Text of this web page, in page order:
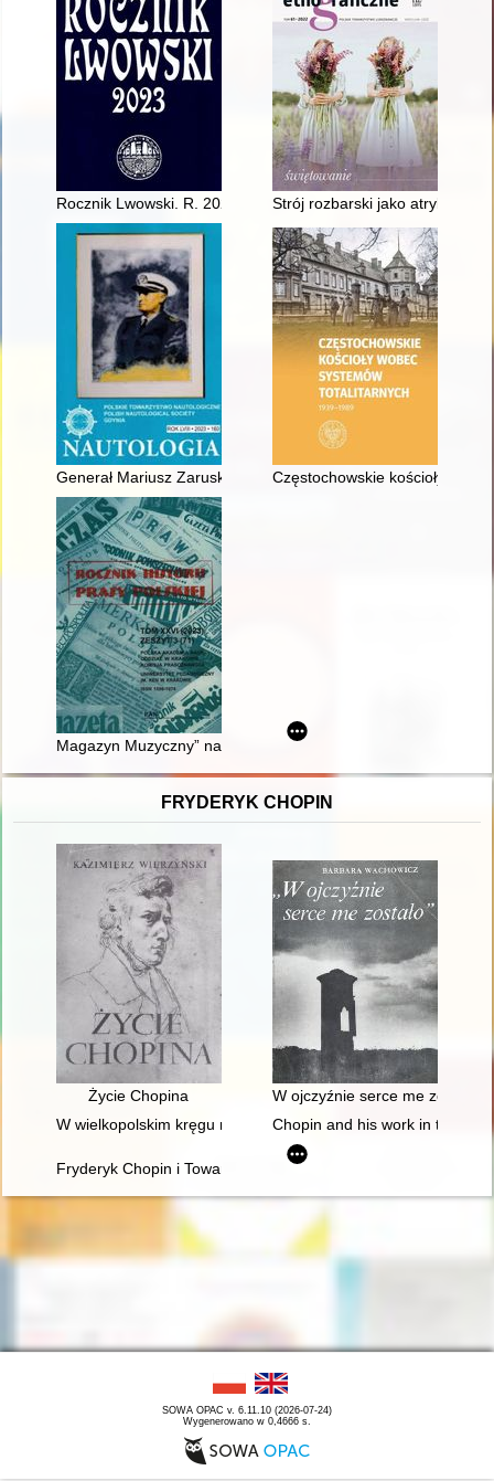
Rocznik Lwowski. R. 2023 Strój rozbarski jako atrybut
Generał Mariusz Zaruski : wyjdźcie na morze, gdy tylko
Częstochowskie kościoły
Magazyn Muzyczny” na mapie polskiej prasy rockowej
FRYDERYK CHOPIN
Życie Chopina
W ojczyźnie serce me
W wielkopolskim kręgu rodziny Fryderyka Chopina
Chopin and his work in the
Fryderyk Chopin i Towarzystwo Politechniczne Polskie w
SOWA OPAC v. 6.11.10 (2026-07-24)
Wygenerowano w 0,4666 s.